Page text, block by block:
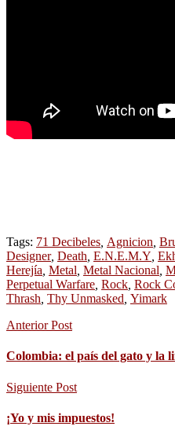
Tags: 71 Decibeles Agnicion
Designer, Death E.N.E.M.Y
Herejía Metal Metal Nacional
Perpetual Warfare Rock Rock
Thrash Thy Unmasked Yimark
Anterior Post
Colombia: el país del gato y la
Siguiente Post
¡Yo y mis impuestos!